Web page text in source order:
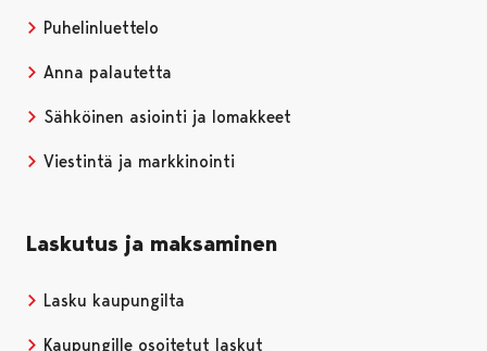
Puhelinluettelo
Anna palautetta
Sähköinen asiointi ja lomakkeet
Viestintä ja markkinointi
Laskutus ja maksaminen
Lasku kaupungilta
Kaupungille osoitetut laskut